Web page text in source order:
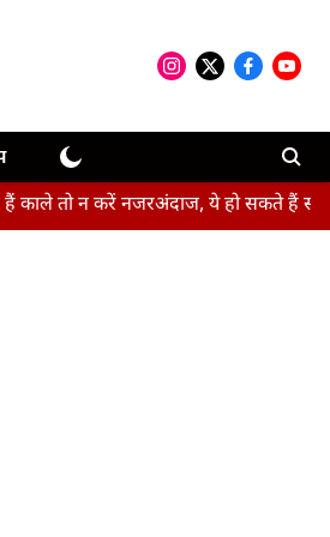
न करें नजरअंदाज, ये हो सकते हैं संकेत